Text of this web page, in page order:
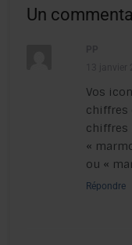
Un
Vos
chiffres
chiffres
«
ou «
Répondre